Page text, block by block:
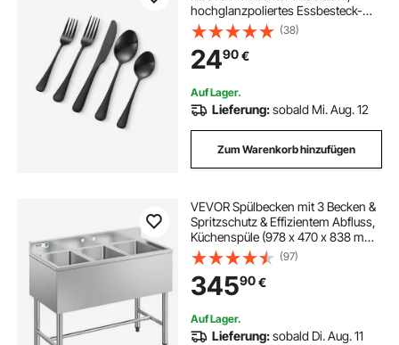
hochglanzpoliertes Essbesteck-
Set, spülmaschinenfestes
Essgeschirr, Service für 6
Personen, inkl. Messer Gabel Löffel
Schwarz
(38)
2490€
Auf Lager.
Lieferung:sobald Mi. Aug. 12
Zum Warenkorb hinzufügen
VEVOR Spülbecken mit 3 Becken &
Spritzschutz & Effizientem Abfluss,
Küchenspüle (978 x 470 x 838 mm),
Küchenspüle für Restaurants
Imbisswagen Privaten Gebrauch,
Edelstahlspüle
(97)
34590€
Auf Lager.
Lieferung:sobald Di. Aug. 11